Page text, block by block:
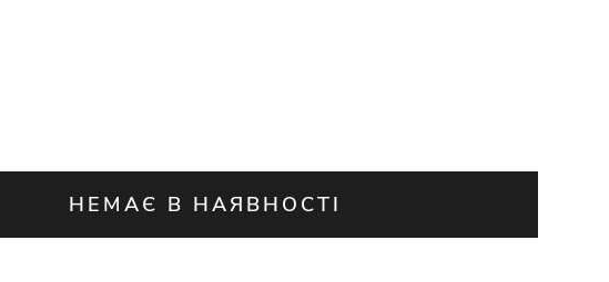
НЕМАЄ В НАЯВНОСТІ